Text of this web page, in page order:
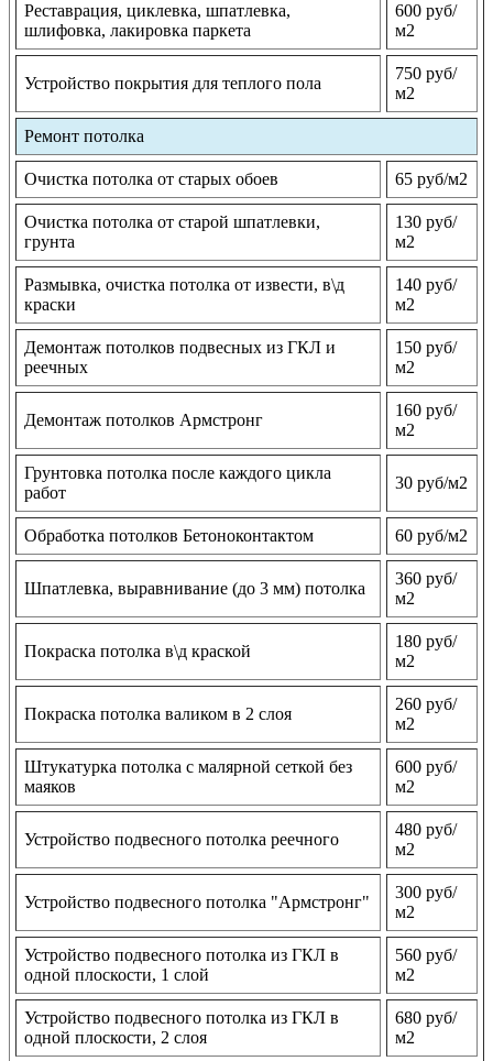
Реставрация, циклевка, шпатлевка,
шлифовка, лакировка паркета
600 руб/
м2
Устройство покрытия для теплого пола
750 руб/
м2
Ремонт потолка
Очистка потолка от старых обоев 65 руб/м2
Очистка потолка от старой шпатлевки,
грунта
130 руб/
м2
Размывка, очистка потолка от извести, в\д
краски
140 руб/
м2
Демонтаж потолков подвесных из ГКЛ и
реечных
150 руб/
м2
Демонтаж потолков Армстронг
160 руб/
м2
Грунтовка потолка после каждого цикла
работ
30 руб/м2
Обработка потолков Бетоноконтактом 60 руб/м2
Шпатлевка, выравнивание (до 3 мм) потолка
360 руб/
м2
Покраска потолка в\д краской
180 руб/
м2
Покраска потолка валиком в 2 слоя
260 руб/
м2
Штукатурка потолка с малярной сеткой без
маяков
600 руб/
м2
Устройство подвесного потолка реечного
480 руб/
м2
Устройство подвесного потолка "Армстронг"
300 руб/
м2
Устройство подвесного потолка из ГКЛ в
одной плоскости, 1 слой
560 руб/
м2
Устройство подвесного потолка из ГКЛ в
одной плоскости, 2 слоя
680 руб/
м2